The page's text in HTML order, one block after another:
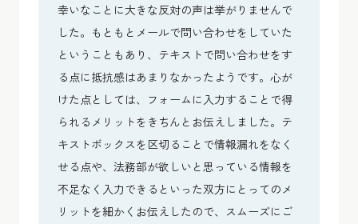
幸いなことに大きな反対の声は挙がりませんで
した。もともとメールで問い合わせをしていた
ということもあり、テキストで問い合わせをす
る点に抵抗感はあまりなかったようです。心が
けた点としては、フォームに入力することで得
られるメリットをきちんとお伝えしました。テ
キストボックスを区切ることで情報漏れをなく
せる点や、法務部が欲しいと思っている情報を
不足なく入力できるといった双方にとってのメ
リットを細かくお伝えしたので、スムーズにご